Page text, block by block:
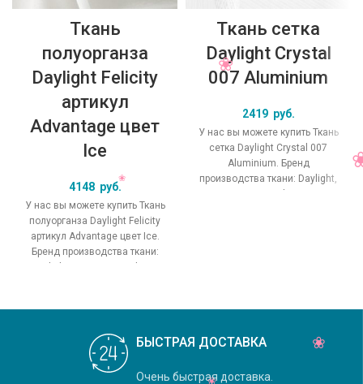
Ткань
полуорганза
Daylight Felicity
артикул
Advantage цвет
Ice
4148 руб.
У нас вы можете купить Ткань
полуорганза Daylight Felicity
артикул Advantage цвет Ice.
Бренд производства ткани:
Daylight, коллекция Felicity,
Ткань сетка
Daylight Crystal
007 Aluminium
2419 руб.
У нас вы можете купить Ткань
сетка Daylight Crystal 007
Aluminium. Бренд
производства ткани: Daylight,
коллекция Crystal, основной
БЫСТРАЯ ДОСТАВКА
Очень быстрая доставка.